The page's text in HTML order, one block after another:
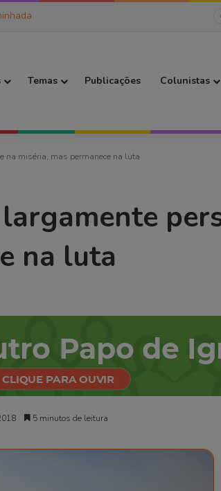
Temas Publicações Colunistas
na miséria, mas permanece na luta
na luta
5 minutos de leitura